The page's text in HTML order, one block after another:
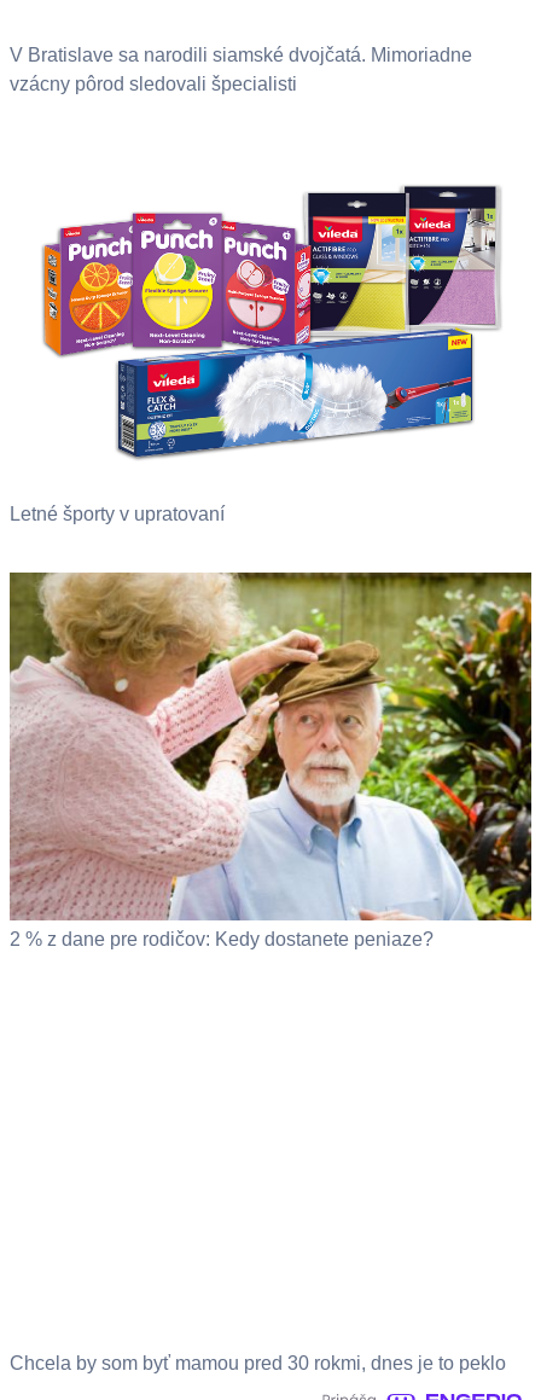
V Bratislave sa narodili siamské dvojčatá. Mimoriadne
vzácny pôrod sledovali špecialisti
Letné športy v upratovaní
2 % z dane pre rodičov: Kedy dostanete peniaze?
Chcela by som byť mamou pred 30 rokmi, dnes je to peklo